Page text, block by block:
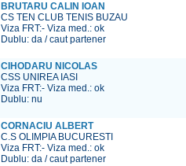
BRUTARU CALIN IOAN
CS TEN CLUB TENIS BUZAU
Viza FRT:- Viza med.:ok
Dublu: da / caut partener
CIHODARU NICOLAS
CSS UNIREA IASI
Viza FRT:- Viza med.:ok
Dublu: nu
CORNACIU ALBERT
C.S OLIMPIA BUCURESTI
Viza FRT:- Viza med.:ok
Dublu: da / caut partener